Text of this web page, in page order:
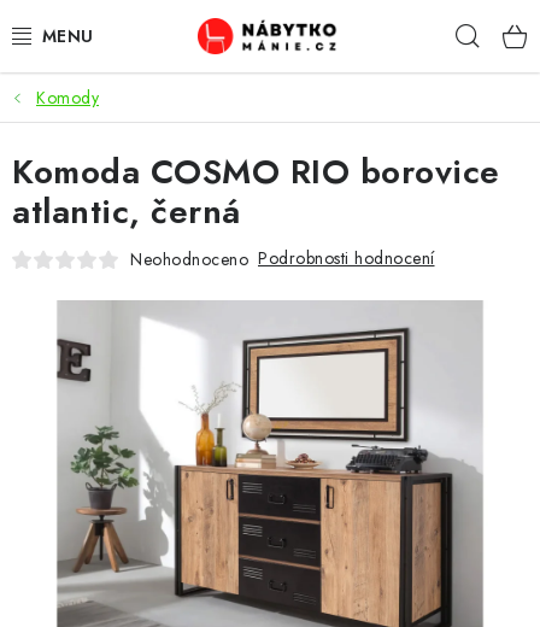
na
OBÝVACÍ POKOJ
KUCHYŇ A JÍDELNA
LOŽNICE
KANCELÁŘ / PRACOVNA
KOUPELNA A WC
PŘEDSÍŇ
CHOVATELSKÉ POTŘEBY
DOPLŇKY A DEKORACE
Komody
Komoda COSMO RIO borovice
atlantic, černá
Neohodnoceno Podrobnosti hodnocení